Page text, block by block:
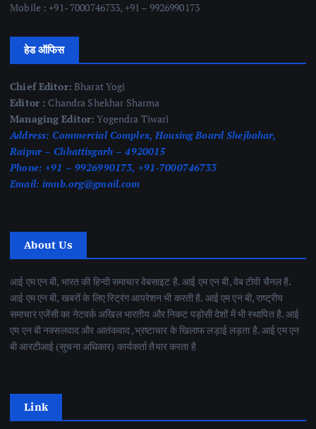
Mobile : +91- 7000746733, +91 – 9926990173
हेड ऑफिस
Chief Editor: Bharat Yogi
Editor : Chandra Shekhar Sharma
Managing Editor: Yogendra Tiwari
Address: Commercial Complex, Housing Board Shejbahar,
Raipur – Chhattisgarh – 4920015
Phone: +91 – 9926990173, +91-7000746733
Email: imnb.org@gmail.com
About Us
आई एम एन बी, भारत की हिन्दी समाचार वेबसाइट है. आई एम एन बी, वेब टीवी चैनल है.
आई एम एन बी, खबरों के लिए स्ट्रिंग आपरेशन भी करती है. आई एम एन बी, राष्ट्रीय
समाचार एजेंसी का नेटवर्क अखिल भारतीय और निकट पड़ोसी देशों में भी स्थापित है. आई
एम एन बी नक्सलवाद और आतंकवाद ,भ्रष्टाचार के खिलाफ लड़ाई लड़ता है. आई एम एन
बी आरटीआई (सूचना अधिकार) कार्यकर्ता तैयार करता है
Link